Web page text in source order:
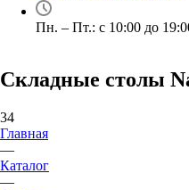
Пн. – Пт.: с 10:00 до
Складные cтолы
34
Главная
—
Каталог
—